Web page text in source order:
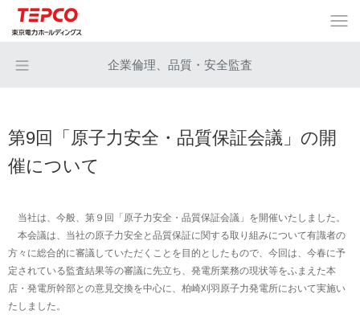
企業倫理、品質・安全監査
第9回「原子力安全・品質保証会議」の開
催について
当社は、今般、第９回「原子力安全・品質保証会議」を開催いたしました。
本会議は、当社の原子力安全と品質保証に関する取り組みについて有識者の
方々に総合的に審議していただくことを目的としたもので、今回は、今春に予
定されている監査結果等の審議に先立ち、発電所業務の現状等をふまえた本
店・発電所幹部との意見交換を中心に、柏崎刈羽原子力発電所において実施い
たしました。